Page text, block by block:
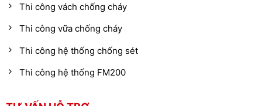
Thi công vách chống cháy
Thi công vữa chống cháy
Thi công hệ thống chống sét
Thi công hệ thống FM200